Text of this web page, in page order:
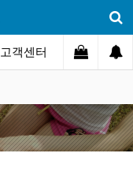
고객센터